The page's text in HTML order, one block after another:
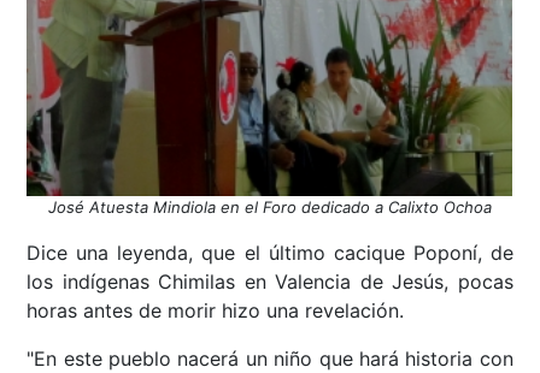
José Atuesta Mindiola en el Foro dedicado a Calixto Ochoa
Dice una leyenda, que el último cacique Poponí, de
los indígenas Chimilas en Valencia de Jesús, pocas
horas antes de morir hizo una revelación.
"En este pueblo nacerá un niño que hará historia con